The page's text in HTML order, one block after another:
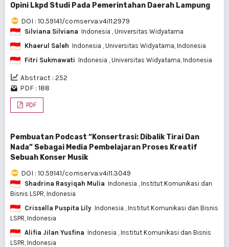
Opini Lkpd Studi Pada Pemerintahan Daerah Lampung
DOI : 10.59141/comserva.v4i11.2979
Silviana Silviana Indonesia , Universitas Widyatama
Khaerul Saleh Indonesia , Universitas Widyatama, Indonesia
Fitri Sukmawati Indonesia , Universitas Widyatama, Indonesia
Abstract : 252
PDF : 188
PDF
Pembuatan Podcast “Konsertrasi: Dibalik Tirai Dan
Nada” Sebagai Media Pembelajaran Proses Kreatif
Sebuah Konser Musik
DOI : 10.59141/comserva.v4i11.3049
Shadrina Rasyiqah Mulia Indonesia , Institut Komunikasi dan
Bisnis LSPR, Indonesia
Crissella Puspita Lily Indonesia , Institut Komunikasi dan Bisnis
LSPR, Indonesia
Alifia Jilan Yusfina Indonesia , Institut Komunikasi dan Bisnis
LSPR, Indonesia